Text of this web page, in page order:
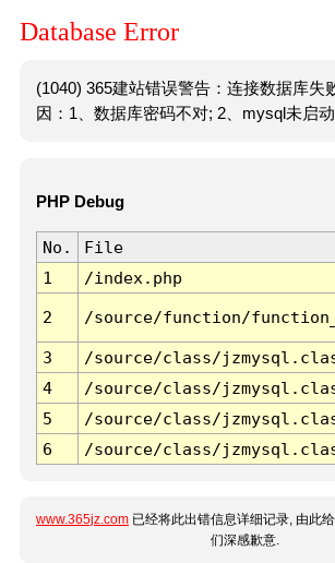
Database Error
(1040) 365建站错误警告：连接数据库失
因：1、数据库密码不对; 2、mysql未启动
PHP Debug
No. File
1
/index.php
2 /source/function/
3 /source/class/
4
/source/class/
5
/source/class/
6
/source/class/
www.365jz.com 已经将此出错信息详细记录, 由此
们深感歉意.